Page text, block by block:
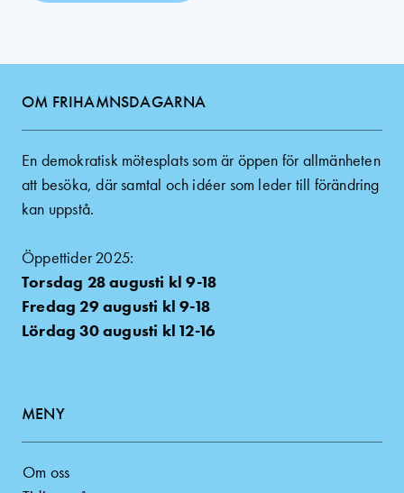
OM FRIHAMNSDAGARNA
En demokratisk mötesplats som är öppen för allmänheten
att besöka, där samtal och idéer som leder till förändring
kan uppstå.
Öppettider 2025:
Torsdag 28 augusti kl 9-18
Fredag 29 augusti kl 9-18
Lördag 30 augusti kl 12-16
MENY
Om oss